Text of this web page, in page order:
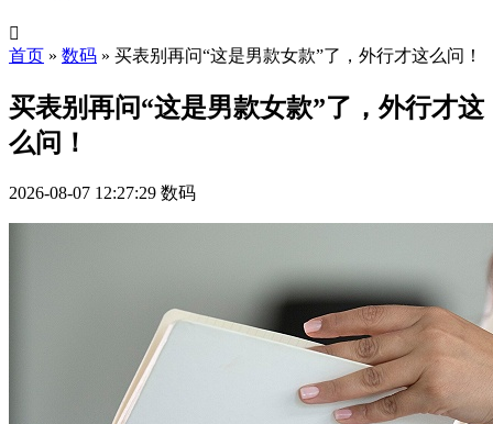

首页 » 数码 » 买表别再问“这是男款女款”了，外行才这么问！
买表别再问“这是男款女款”了，外行才这
么问！
2026-08-07 12:27:29 数码